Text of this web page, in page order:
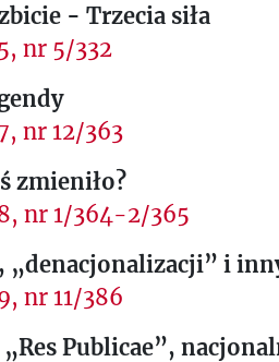
- Trzecia siła
nr 5/332
nr 12/363
zmieniło?
nr 1/364-2/365
„denacjonalizacji” i
nr 11/386
Publicae”,